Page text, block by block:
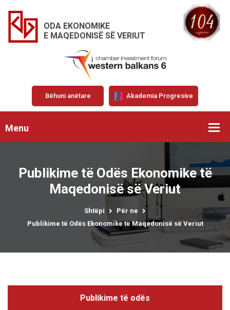
ODA EKONOMIKE
E MAQEDONISË SË VERIUT
Bëhuni anëtare Akademia Progresive
Menu
Publikime të Odës Ekonomike të
Maqedonisë së Veriut
Shtëpi
Për ne
Publikime të Odës Ekonomike të Maqedonisë së Veriut
Publikime të odës